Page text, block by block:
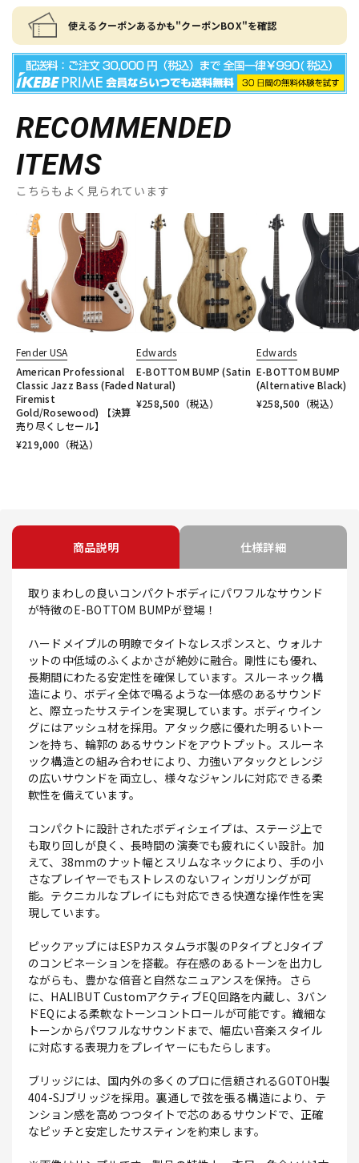
使えるクーポンあるかも"クーポンBOX"を確認
RECOMMENDED
ITEMS
こちらもよく見られています
Fender USA
American Professional
Classic Jazz Bass (Faded
Firemist
Gold/Rosewood) 【決算
売り尽くしセール】
¥219,000 （税込）
Edwards
E-BOTTOM BUMP (Satin
Natural)
¥258,500 （税込）
Edwards
E-BOTTOM BUMP
(Alternative Black)
¥258,500 （税込）
商品説明 仕様詳細
取りまわしの良いコンパクトボディにパワフルなサウンド
が特徴のE-BOTTOM BUMPが登場！
ハードメイプルの明瞭でタイトなレスポンスと、ウォルナ
ットの中低域のふくよかさが絶妙に融合。剛性にも優れ、
長期間にわたる安定性を確保しています。スルーネック構
造により、ボディ全体で鳴るような一体感のあるサウンド
と、際立ったサステインを実現しています。ボディウイン
グにはアッシュ材を採用。アタック感に優れた明るいトー
ンを持ち、輪郭のあるサウンドをアウトプット。スルーネ
ック構造との組み合わせにより、力強いアタックとレンジ
の広いサウンドを両立し、様々なジャンルに対応できる柔
軟性を備えています。
コンパクトに設計されたボディシェイプは、ステージ上で
も取り回しが良く、長時間の演奏でも疲れにくい設計。加
えて、38mmのナット幅とスリムなネックにより、手の小
さなプレイヤーでもストレスのないフィンガリングが可
能。テクニカルなプレイにも対応できる快適な操作性を実
現しています。
ピックアップにはESPカスタムラボ製のPタイプとJタイプ
のコンビネーションを搭載。存在感のあるトーンを出力し
ながらも、豊かな倍音と自然なニュアンスを保持。さら
に、HALIBUT CustomアクティブEQ回路を内蔵し、3バン
ドEQによる柔軟なトーンコントロールが可能です。繊細な
トーンからパワフルなサウンドまで、幅広い音楽スタイル
に対応する表現力をプレイヤーにもたらします。
ブリッジには、国内外の多くのプロに信頼されるGOTOH製
404-SJブリッジを採用。裏通しで弦を張る構造により、テ
ンション感を高めつつタイトで芯のあるサウンドで、正確
なピッチと安定したサスティンを約束します。